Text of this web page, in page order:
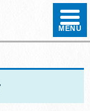
ハンバ
MENU